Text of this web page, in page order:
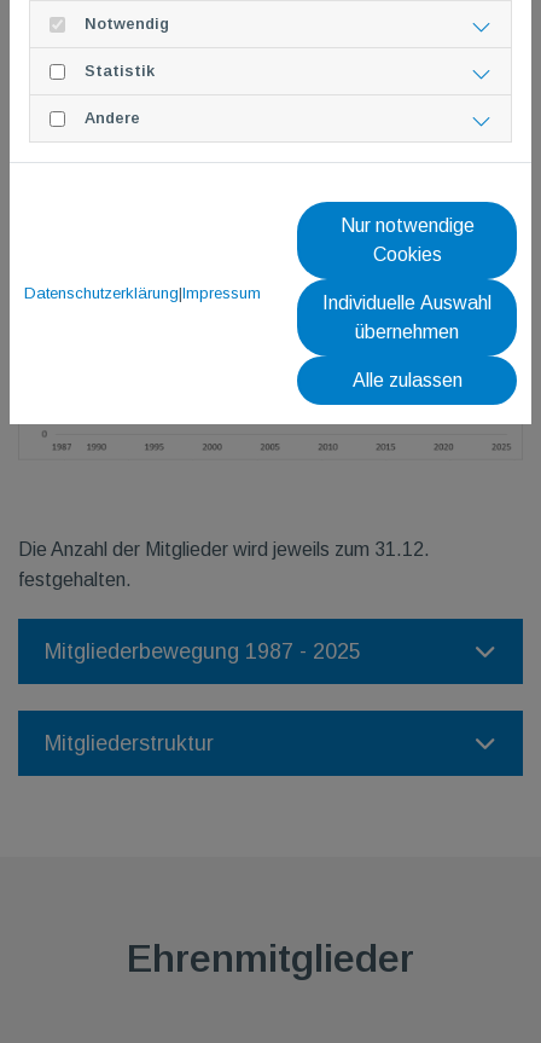
Unsere Räumlichkeiten
MITGLIEDERBEWEGUNG
Die Anzahl der Mitglieder wird jeweils zum 31.12.
festgehalten.
Mitgliederbewegung 1987 - 2025
Mitgliederstruktur
Ehrenmitglieder
Notwendig
Statistik
Andere
Datenschutzerklärung|Impressum
Nur notwendige
Cookies
Individuelle Auswahl
übernehmen
Alle zulassen